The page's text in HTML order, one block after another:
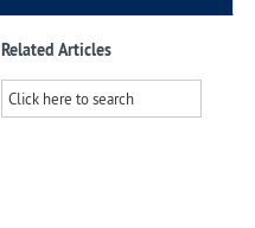
Related Articles
Click here to search